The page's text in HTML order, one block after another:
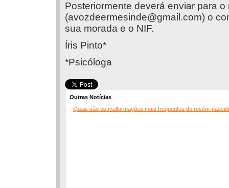
Posteriormente deverá enviar para
(avozdeermesinde@gmail.com) o
sua morada e o NIF.
Íris Pinto*
*Psicóloga
Outras Notícias
· Quais são as malformações mais frequentes do recém-